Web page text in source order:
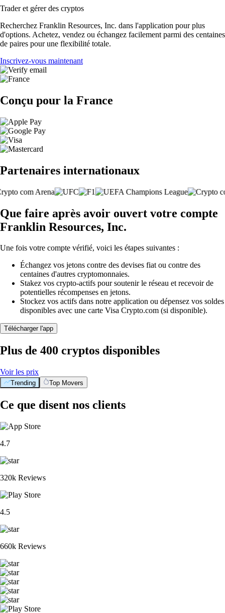
Trader et gérer des cryptos
Recherchez Franklin Resources, Inc. dans l'application pour plus
d'options. Achetez, vendez ou échangez facilement parmi des centaines
de paires pour une flexibilité totale.
Inscrivez-vous maintenant
Conçu pour la France
Partenaires internationaux
Que faire après avoir ouvert votre compte
Franklin Resources, Inc.
Une fois votre compte vérifié, voici les étapes suivantes :
Échangez vos jetons contre des devises fiat ou contre des
centaines d'autres cryptomonnaies.
Stakez vos crypto-actifs pour soutenir le réseau et recevoir de
potentielles récompenses en jetons.
Stockez vos actifs dans notre application ou dépensez vos soldes
disponibles avec une carte Visa Crypto.com (si disponible).
Télécharger l'app
Plus de 400 cryptos disponibles
Voir les prix
Trending Top Movers
Ce que disent nos clients
4.7
320k Reviews
4.5
660k Reviews